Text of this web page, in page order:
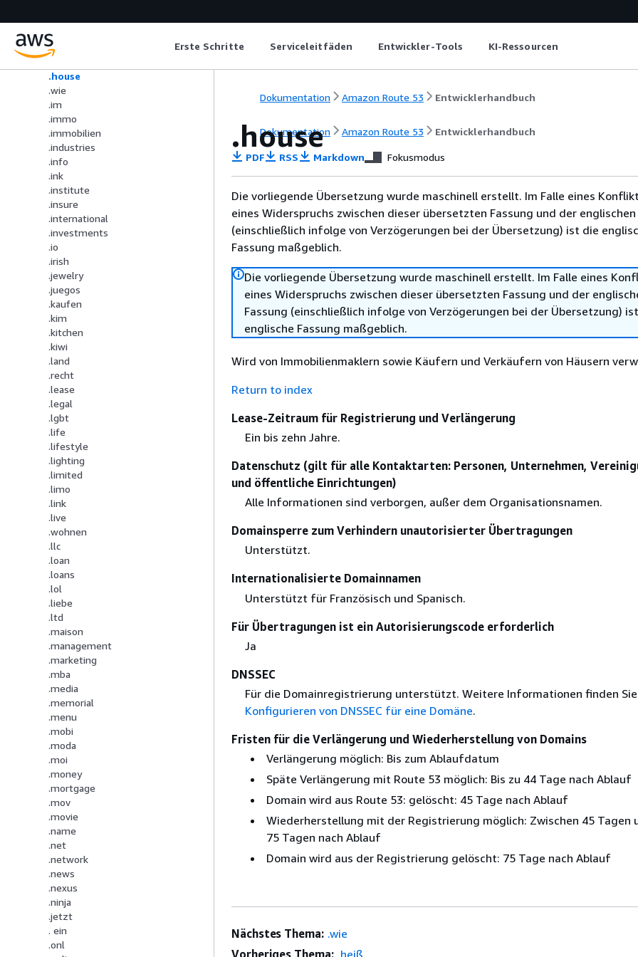
Erste Schritte Serviceleitfäden Entwickler-Tools KI-Ressourcen
.host
.hosting
.house
.wie
.im
.immo
.immobilien
.industries
.info
.ink
.institute
.insure
.international
.investments
.io
.irish
.jewelry
.juegos
.kaufen
.kim
.kitchen
.kiwi
.land
.recht
.lease
.legal
.lgbt
.life
.lifestyle
.lighting
.limited
.limo
.link
.live
.wohnen
.llc
.loan
.loans
.lol
.liebe
.ltd
.maison
.management
.marketing
.mba
.media
.memorial
.menu
.mobi
.moda
.moi
.money
.mortgage
.mov
.movie
.name
.net
.network
.news
.nexus
.ninja
.jetzt
. ein
.onl
Dokumentation Amazon Route 53 Entwicklerhandbuch
Dokumentation Amazon Route 53 Entwicklerhandbuch
.house
PDF RSS Markdown Fokusmodus
Die vorliegende Übersetzung wurde maschinell erstellt. Im Falle eines
eines Widerspruchs zwischen dieser übersetzten Fassung und der englischen
(einschließlich infolge von Verzögerungen bei der Übersetzung) ist die
Fassung maßgeblich.
Die vorliegende Übersetzung wurde maschinell erstellt. Im Falle eines
eines Widerspruchs zwischen dieser übersetzten Fassung und der
Fassung (einschließlich infolge von Verzögerungen bei der Übersetzung)
englische Fassung maßgeblich.
Wird von Immobilienmaklern sowie Käufern und Verkäufern von Häusern
Return to index
Lease-Zeitraum für Registrierung und Verlängerung
Ein bis zehn Jahre.
Datenschutz (gilt für alle Kontaktarten: Personen, Unternehmen,
und öffentliche Einrichtungen)
Alle Informationen sind verborgen, außer dem Organisationsnamen.
Domainsperre zum Verhindern unautorisierter Übertragungen
Unterstützt.
Internationalisierte Domainnamen
Unterstützt für Französisch und Spanisch.
Für Übertragungen ist ein Autorisierungscode erforderlich
Ja
DNSSEC
Für die Domainregistrierung unterstützt. Weitere Informationen finden
Konfigurieren von DNSSEC für eine Domäne.
Fristen für die Verlängerung und Wiederherstellung von Domains
Verlängerung möglich: Bis zum Ablaufdatum
Späte Verlängerung mit Route 53 möglich: Bis zu 44 Tage nach Ablauf
Domain wird aus Route 53: gelöscht: 45 Tage nach Ablauf
Wiederherstellung mit der Registrierung möglich: Zwischen 45 Tagen
75 Tagen nach Ablauf
Domain wird aus der Registrierung gelöscht: 75 Tage nach Ablauf
Nächstes Thema: .wie
Vorheriges Thema: .heiß